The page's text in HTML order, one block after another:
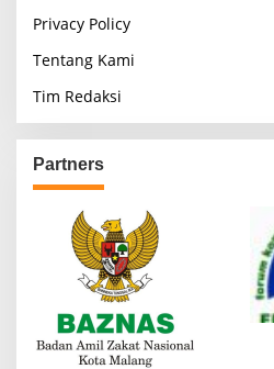
Privacy Policy
Tentang Kami
Tim Redaksi
Partners